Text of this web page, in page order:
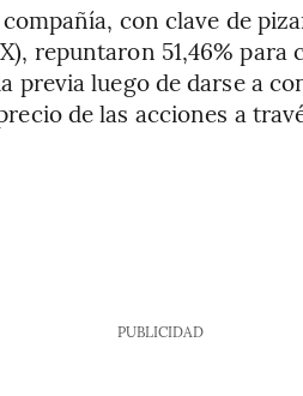
con clave de
repuntaron 51,46%
previa luego de darse a
de las acciones a
PUBLICIDAD